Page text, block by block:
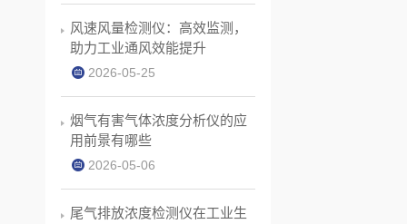
风速风量检测仪：高效监测，
助力工业通风效能提升
2026-05-25
烟气有害气体浓度分析仪的应
用前景有哪些
2026-05-06
尾气排放浓度检测仪在工业生